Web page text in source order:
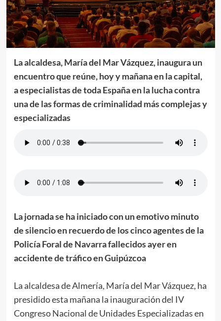
La alcaldesa, María del Mar Vázquez, inaugura un
encuentro que reúne, hoy y mañana en la capital,
a especialistas de toda España en la lucha contra
una de las formas de criminalidad más complejas y
especializadas
La jornada se ha iniciado con un emotivo minuto
de silencio en recuerdo de los cinco agentes de la
Policía Foral de Navarra fallecidos ayer en
accidente de tráfico en Guipúzcoa
La alcaldesa de Almería, María del Mar Vázquez, ha
presidido esta mañana la inauguración del IV
Congreso Nacional de Unidades Especializadas en